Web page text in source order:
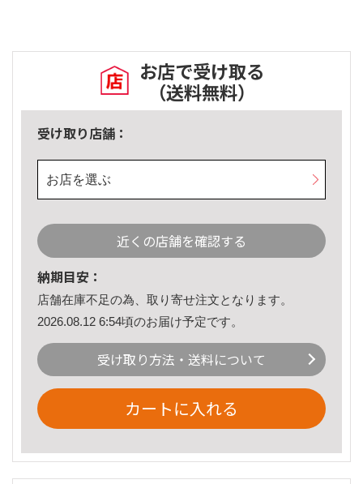
お店で受け取る
（送料無料）
受け取り店舗：
お店を選ぶ
近くの店舗を確認する
納期目安：
店舗在庫不足の為、取り寄せ注文となります。
2026.08.12 6:54頃のお届け予定です。
受け取り方法・送料について
カートに入れる